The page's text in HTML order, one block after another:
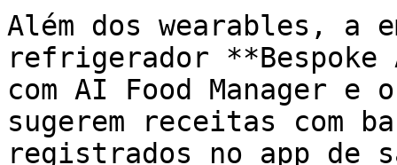
Além dos wearables, a
refrigerador **Bespoke
com AI Food Manager e
sugerem receitas com
registrados no app de